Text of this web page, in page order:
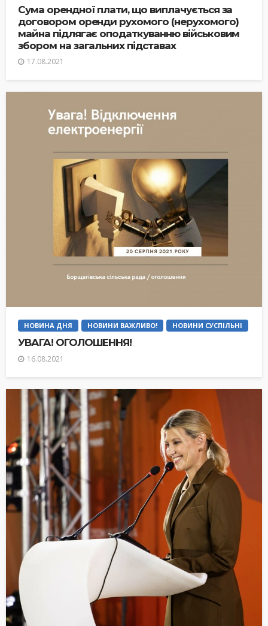
Сума орендної плати, що виплачується за
договором оренди рухомого (нерухомого)
майна підлягає оподаткуванню військовим
збором на загальних підставах
17.08.2021
НОВИНА ДНЯ НОВИНИ ВАЖЛИВО! НОВИНИ СУСПІЛЬНІ
УВАГА! ОГОЛОШЕННЯ!
16.08.2021